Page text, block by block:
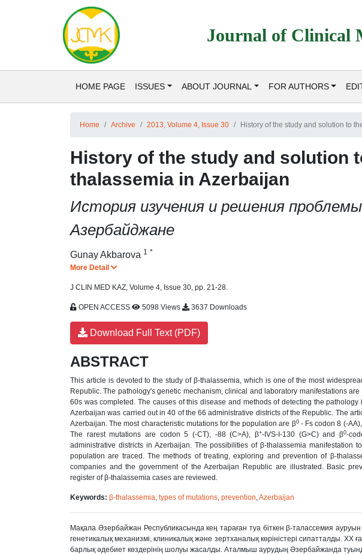
Journal of Clinical
HOME PAGE ISSUES ABOUT JOURNAL FOR AUTHORS
Home Archive 2013, Volume 4, Issue 30 History of the study and solution to
History of the study and solution
thalassemia in Azerbaijan
История изучения и решения
Азербайджане
Gunay Akbarova 1 *
More Detail
J CLIN MED KAZ, Volume 4, Issue 30, pp. 21-28.
OPEN ACCESS 5098 Views 3637 Downloads
Download Full Text (PDF)
ABSTRACT
This article is devoted to the study of β-thalassemia, which is one of the most
Republic. The pathology's genetic mechanism, clinical and laboratory manifestations
60s was completed. The causes of this disease and methods of detecting the
Azerbaijan was carried out in 40 of the 66 administrative districts of the Republic. The
Azerbaijan. The most characteristic mutations for the population are β0- Fs codon 8 (-
The rarest mutations are codon 5 (-CT), -88 (C>A), β+-IVS-I-130 (G>C) and β0-
administrative districts in Azerbaijan. The possibilities of β-thalassemia manifestation
population are traced. The methods of treating, exploring and prevention of β-
companies and the government of the Azerbaijan Republic are illustrated. Basic
register of β-thalassemia cases are reviewed.
Keywords: β-thalassemia, types of mutations, prevention,Azerbaijan
Мақала Əзербайжан Республикасында кең тараған туа біткен β-талассемия
генетикалық механизмі, клиникалық жəне зертханалық көріністері сипатталды.
барлық əдебиет көздерінің шолуы жасалды. Аталмыш аурудың Əзербайжанда